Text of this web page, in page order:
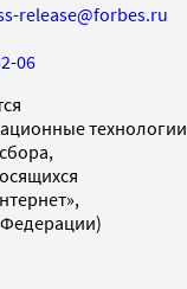
release@forbes.ru
06
технологии